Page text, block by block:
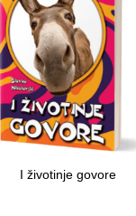
I životinje govore